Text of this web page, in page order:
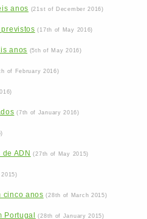
anos (21st of December 2016)
(17th of May 2016)
anos (5th of May 2016)
of February 2016)
(7th of January 2016)
ADN (27th of May 2015)
cinco anos (28th of March 2015)
Portugal (28th of January 2015)